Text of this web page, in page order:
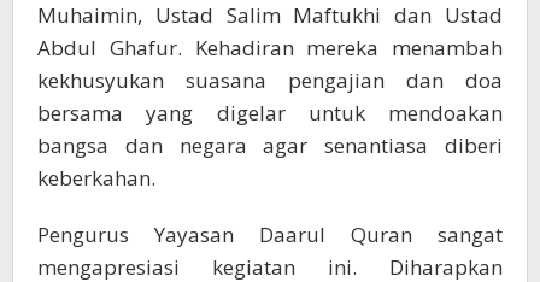
Muhaimin, Ustad Salim Maftukhi dan Ustad
Abdul Ghafur. Kehadiran mereka menambah
kekhusyukan suasana pengajian dan doa
bersama yang digelar untuk mendoakan
bangsa dan negara agar senantiasa diberi
keberkahan.
Pengurus Yayasan Daarul Quran sangat
mengapresiasi kegiatan ini. Diharapkan